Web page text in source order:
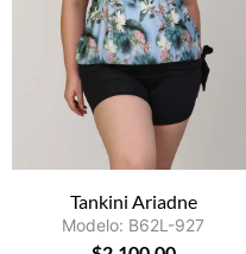
Tankini Ariadne
Modelo: B62L-927